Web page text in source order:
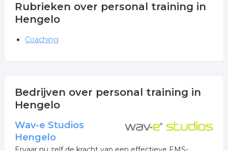
Rubrieken over personal training in
Hengelo
Coaching
Bedrijven over personal training in
Hengelo
Wav-e Studios
Hengelo